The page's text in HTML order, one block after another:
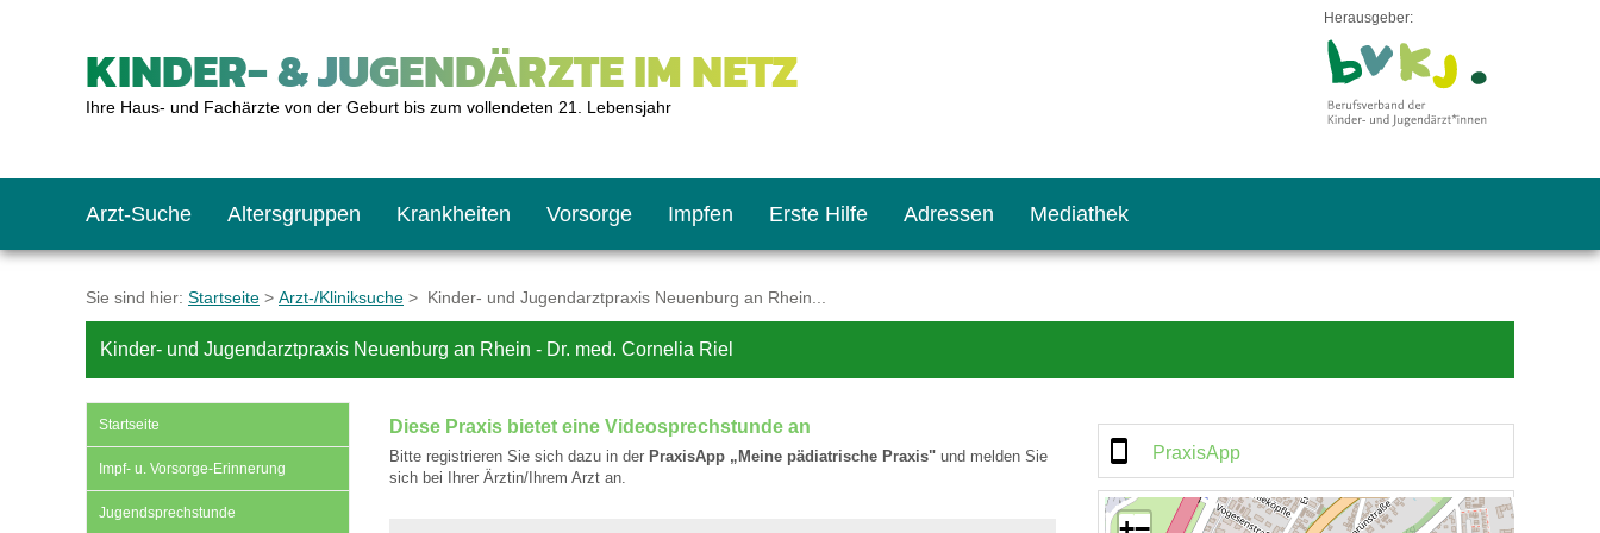
KINDER- & JUGENDÄRZTE IM NETZ
Ihre Haus- und Fachärzte von der Geburt bis zum vollendeten 21. Lebensjahr
Herausgeber:
Arzt-Suche Altersgruppen
Das erste Jahr
Schulkinder
Krankheiten Vorsorge
Baby: U1 bis U6
Schulkind: U10 bis U11
Impfen
Impfkalender
Was muss man beachten?
Erste Hilfe
Notrufnummern
Hausapotheke
Adressen
Notdienste
Gesundheitsämter
Mediathek
BMI-Rechner
Blutdruckrechner
Sie sind hier: Startseite > Arzt-/Kliniksuche > Kinder- und Jugendarztpraxis Neuenburg an Rhein...
Kinder- und Jugendarztpraxis Neuenburg an Rhein - Dr. med. Cornelia Riel
Startseite
Impf- u. Vorsorge-Erinnerung
Jugendsprechstunde
Diese Praxis bietet eine Videosprechstunde an
Bitte registrieren Sie sich dazu in der PraxisApp „Meine pädiatrische Praxis" und melden Sie
sich bei Ihrer Ärztin/Ihrem Arzt an.
PraxisApp